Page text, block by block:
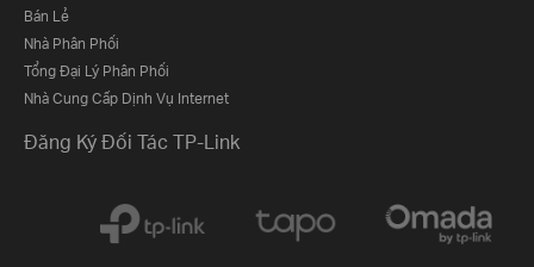
Bán Lẻ
Nhà Phân Phối
Tổng Đại Lý Phân Phối
Nhà Cung Cấp Dịnh Vụ Internet
Đăng Ký Đối Tác TP-Link